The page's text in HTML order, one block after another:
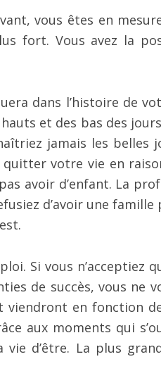
vous êtes en
fort. Vous avez la
dans l’histoire de
et des bas des
jamais les belles
votre vie en
avoir d’enfant. La
d’avoir une famille
Si vous n’acceptiez
de succès, vous ne
en fonction
aux moments qui
d’être. La plus